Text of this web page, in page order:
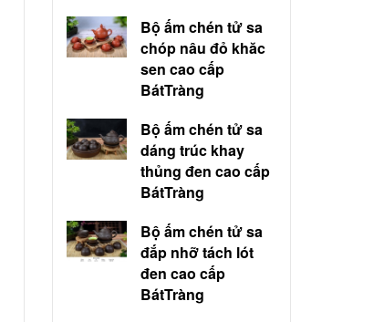
Bộ ấm chén tử sa
chóp nâu đỏ khăc
sen cao cấp
BátTràng
Bộ ấm chén tử sa
dáng trúc khay
thủng đen cao cấp
BátTràng
Bộ ấm chén tử sa
đắp nhỡ tách lót
đen cao cấp
BátTràng